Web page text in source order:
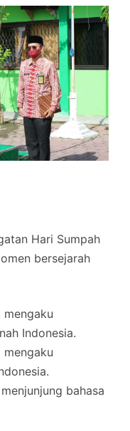
Hari Sumpah
bersejarah
Indonesia.
bahasa